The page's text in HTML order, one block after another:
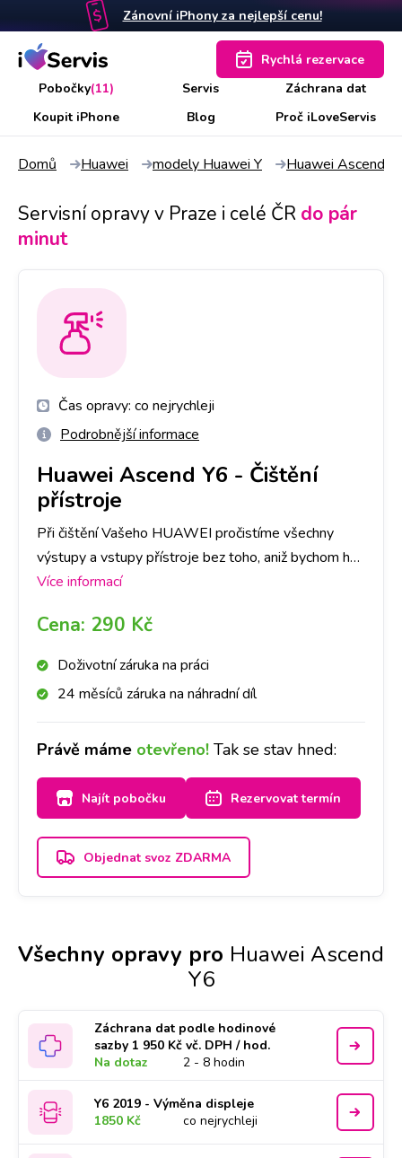
Zánovní iPhony za nejlepší cenu!
Pobočky(11) Servis
Záchrana dat
Koupit iPhone
Blog Proč iLoveServis
Rychlá rezervace
Domů Huawei modely Huawei Y Huawei Ascend
Servisní opravy v Praze i celé ČR do pár
minut
Čas opravy: co nejrychleji
Podrobnější informace
Huawei Ascend Y6 - Čištění
přístroje
Při čištění Vašeho HUAWEI pročistíme všechny
výstupy a vstupy přístroje bez toho, aniž bychom ho
museli rozebrat. Stačí se zastavit u nás na pobočce a
Více informací
Cena: 290 Kč
Doživotní záruka na práci
24 měsíců záruka na náhradní díl
Právě máme otevřeno! Tak se stav hned:
Najít pobočku Rezervovat termín
Objednat svoz ZDARMA
Všechny opravy pro Huawei Ascend
Y6
Záchrana dat podle hodinové
sazby 1 950 Kč vč. DPH / hod.
Na dotaz
2 - 8 hodin
Y6 2019 - Výměna displeje
1850 Kč
co nejrychleji